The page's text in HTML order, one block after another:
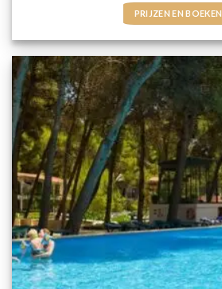
PRIJZEN EN BOEKEN